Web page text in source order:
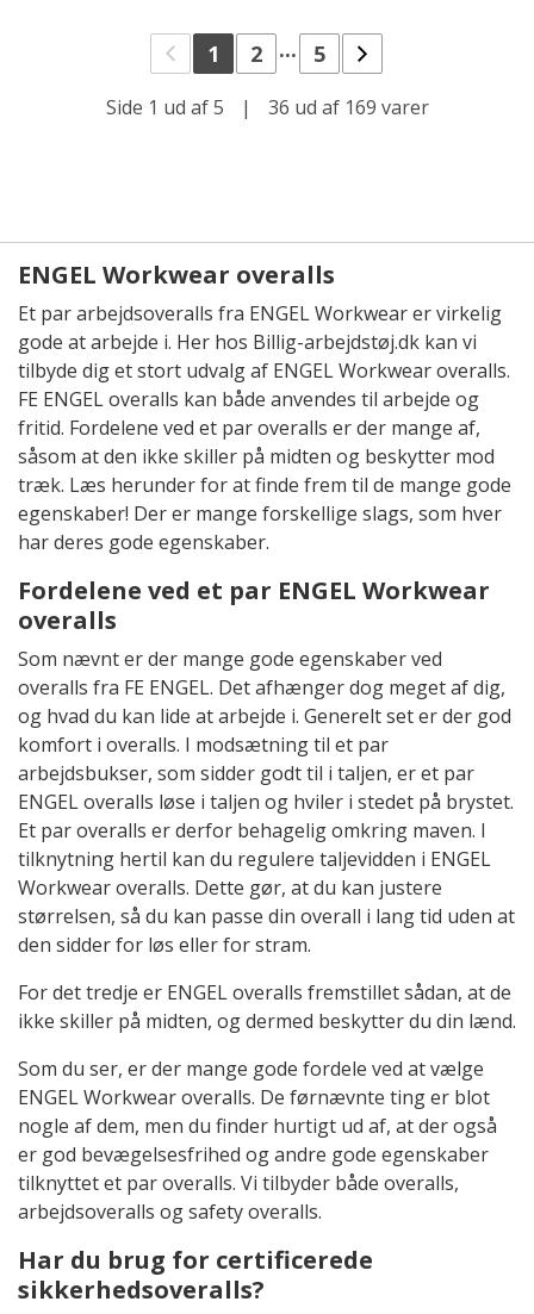
1 2 ... 5
Side 1 ud af 5 | 36 ud af 169 varer
ENGEL Workwear overalls
Et par arbejdsoveralls fra ENGEL Workwear er virkelig
gode at arbejde i. Her hos Billig-arbejdstøj.dk kan vi
tilbyde dig et stort udvalg af ENGEL Workwear overalls.
FE ENGEL overalls kan både anvendes til arbejde og
fritid. Fordelene ved et par overalls er der mange af,
såsom at den ikke skiller på midten og beskytter mod
træk. Læs herunder for at finde frem til de mange gode
egenskaber! Der er mange forskellige slags, som hver
har deres gode egenskaber.
Fordelene ved et par ENGEL Workwear
overalls
Som nævnt er der mange gode egenskaber ved
overalls fra FE ENGEL. Det afhænger dog meget af dig,
og hvad du kan lide at arbejde i. Generelt set er der god
komfort i overalls. I modsætning til et par
arbejdsbukser, som sidder godt til i taljen, er et par
ENGEL overalls løse i taljen og hviler i stedet på brystet.
Et par overalls er derfor behagelig omkring maven. I
tilknytning hertil kan du regulere taljevidden i ENGEL
Workwear overalls. Dette gør, at du kan justere
størrelsen, så du kan passe din overall i lang tid uden at
den sidder for løs eller for stram.
For det tredje er ENGEL overalls fremstillet sådan, at de
ikke skiller på midten, og dermed beskytter du din lænd.
Som du ser, er der mange gode fordele ved at vælge
ENGEL Workwear overalls. De førnævnte ting er blot
nogle af dem, men du finder hurtigt ud af, at der også
er god bevægelsesfrihed og andre gode egenskaber
tilknyttet et par overalls. Vi tilbyder både overalls,
arbejdsoveralls og safety overalls.
Har du brug for certificerede
sikkerhedsoveralls?